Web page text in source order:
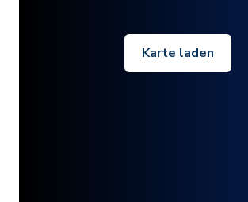
Karte laden